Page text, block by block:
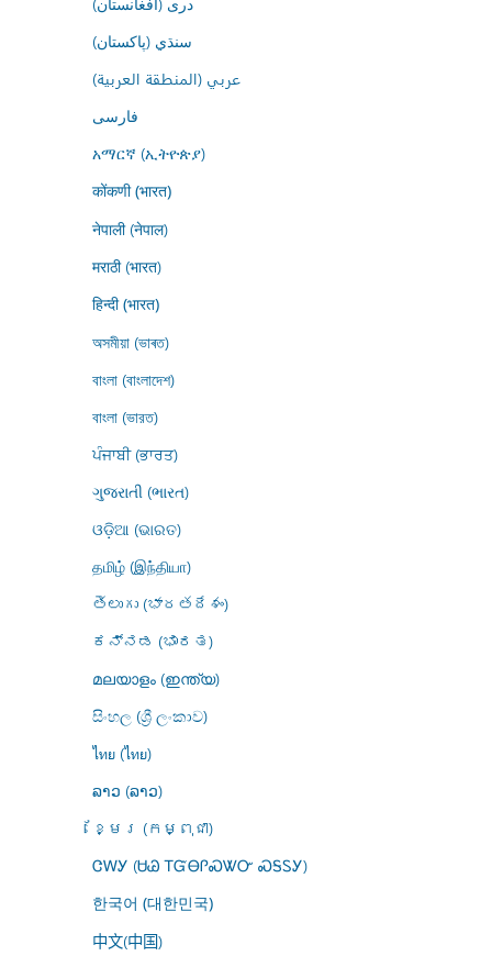
سنڌي (پاکستان)
عربي (المنطقة العربية)
فارسى
አማርኛ (ኢትዮጵያ)
कोंकणी (भारत)
नेपाली (नेपाल)
मराठी (भारत)
हिन्दी (भारत)
অসমীয়া (ভাৰত)
বাংলা (বাংলাদেশ)
বাংলা (ভারত)
ਪੰਜਾਬੀ (ਭਾਰਤ)
ગુજરાતી (ભારત)
ଓଡ଼ିଆ (ଭାରତ)
தமிழ் (இந்தியா)
తెలుగు (భారతదేశం)
ಕನ್ನಡ (ಭಾರತ)
മലയാളം (ഇന്ത്യ)
සිංහල (ශ්‍රී ලංකාව)
ไทย (ไทย)
ລາວ (ລາວ)
ខ្មែរ (កម្ពុជា)
ᏣᎳᎩ (ᏌᏊ ᎢᏳᎾᎵᏍᏔᏅ ᏍᎦᏚᎩ)
한국어 (대한민국)
中文(中国)